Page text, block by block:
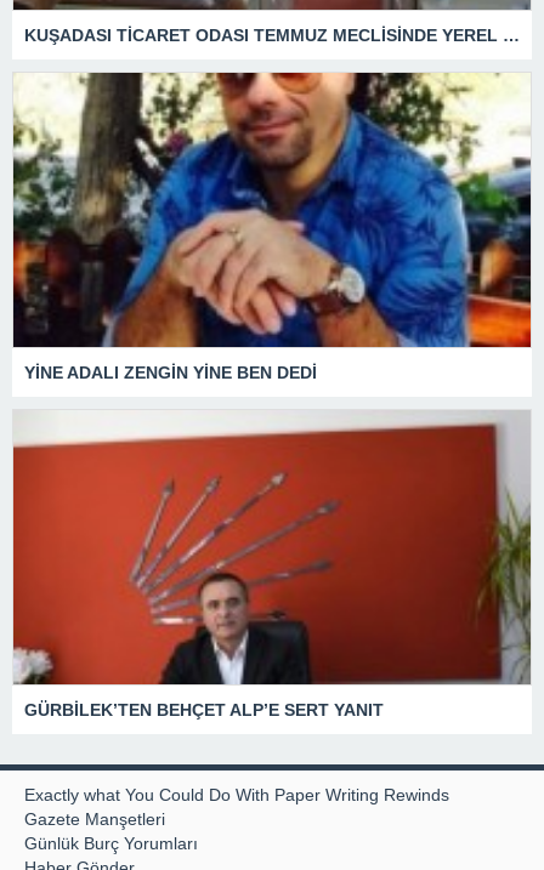
KUŞADASI TİCARET ODASI TEMMUZ MECLİSİNDE YEREL İŞLETMELERE ANLAMLI DESTEK
YİNE ADALI ZENGİN YİNE BEN DEDİ
GÜRBİLEK’TEN BEHÇET ALP’E SERT YANIT
Exactly what You Could Do With Paper Writing Rewinds
Gazete Manşetleri
Günlük Burç Yorumları